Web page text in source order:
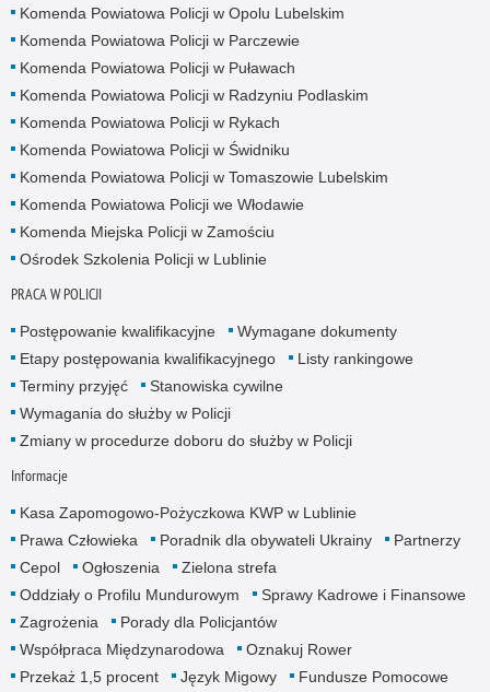
Komenda Powiatowa Policji w Opolu Lubelskim
Komenda Powiatowa Policji w Parczewie
Komenda Powiatowa Policji w Puławach
Komenda Powiatowa Policji w Radzyniu Podlaskim
Komenda Powiatowa Policji w Rykach
Komenda Powiatowa Policji w Świdniku
Komenda Powiatowa Policji w Tomaszowie Lubelskim
Komenda Powiatowa Policji we Włodawie
Komenda Miejska Policji w Zamościu
Ośrodek Szkolenia Policji w Lublinie
PRACA W POLICJI
Postępowanie kwalifikacyjne
Wymagane dokumenty
Etapy postępowania kwalifikacyjnego
Listy rankingowe
Terminy przyjęć
Stanowiska cywilne
Wymagania do służby w Policji
Zmiany w procedurze doboru do służby w Policji
Informacje
Kasa Zapomogowo-Pożyczkowa KWP w Lublinie
Prawa Człowieka
Poradnik dla obywateli Ukrainy
Partnerzy
Cepol
Ogłoszenia
Zielona strefa
Oddziały o Profilu Mundurowym
Sprawy Kadrowe i Finansowe
Zagrożenia
Porady dla Policjantów
Współpraca Międzynarodowa
Oznakuj Rower
Przekaż 1,5 procent
Język Migowy
Fundusze Pomocowe